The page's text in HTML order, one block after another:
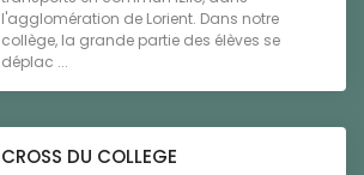
l'agglomération de Lorient. Dans notre
collège, la grande partie des élèves se
déplac ...
CROSS DU COLLEGE